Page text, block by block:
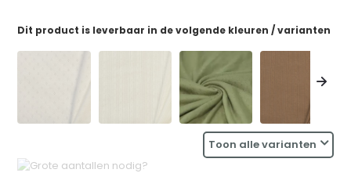
Dit product is leverbaar in de volgende kleuren / varianten
Toon alle varianten